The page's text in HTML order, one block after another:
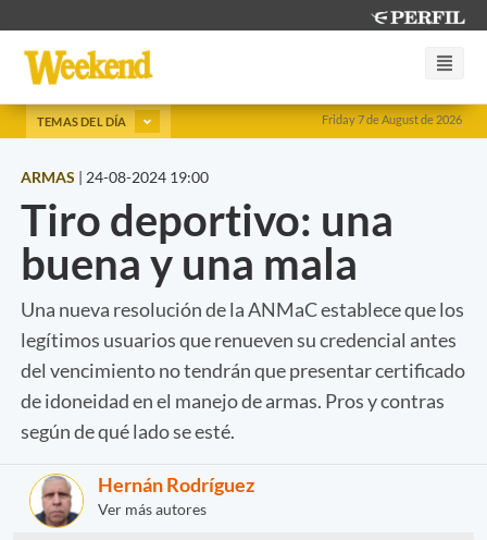
Friday 7 de August de 2026
TEMAS DEL DÍA
ARMAS | 24-08-2024 19:00
Tiro deportivo: una
buena y una mala
Una nueva resolución de la ANMaC establece que los
legítimos usuarios que renueven su credencial antes
del vencimiento no tendrán que presentar certificado
de idoneidad en el manejo de armas. Pros y contras
según de qué lado se esté.
Hernán Rodríguez
Ver más autores